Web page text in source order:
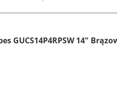
GUCS14P4RPSW 14"